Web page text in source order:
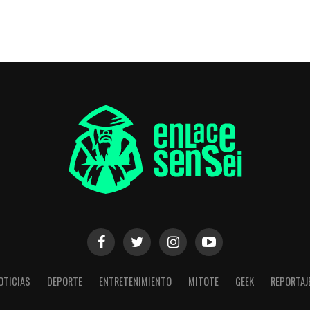
DEPORTE ENTRETENIMIENTO MITOTE GEEK